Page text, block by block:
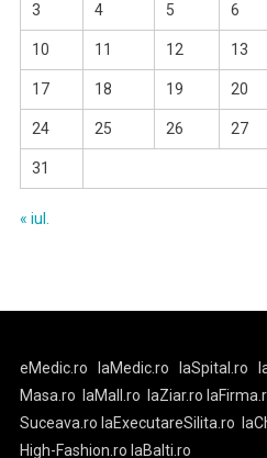
3 4 5 6
10 11 12 13
17 18 19 20
24 25 26 27
31
« iul.
eMedic.ro laMedic.ro laSpital.ro
Masa.ro
laMall.ro laZiar.ro
Suceava.ro laExecutareSilita.ro
High-Fashion.ro laBalti.ro